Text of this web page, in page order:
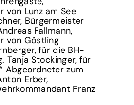
von Lunz am See
Bürgermeister
Fallmann,
von Göstling
für die BH-
Tanja Stockinger, für
Abgeordneter zum
Erber,
Franz